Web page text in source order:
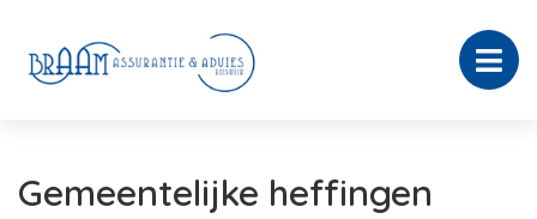
Gemeentelijke heffingen